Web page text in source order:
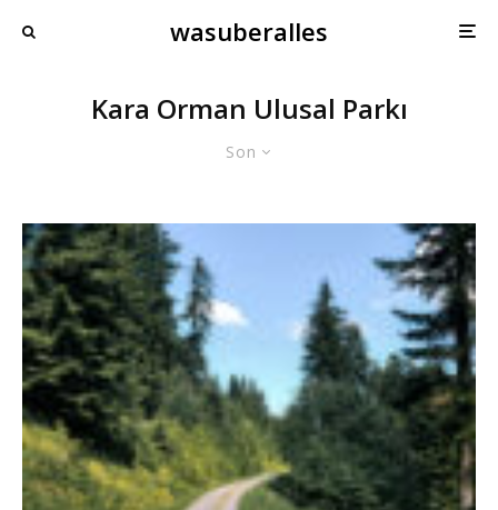
wasuberalles
Kara Orman Ulusal Parkı
Son